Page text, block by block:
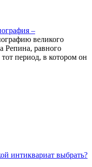
–
великого
Репина, равного
период, в котором он
интиквариат выбрать?